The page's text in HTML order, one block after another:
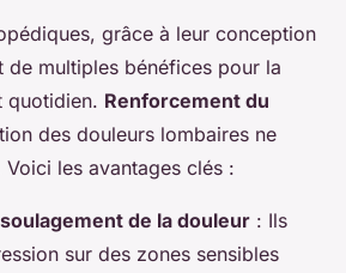
grâce à leur conception
de multiples bénéfices pour la
quotidien. Renforcement du
des douleurs lombaires ne
les avantages clés :
de la douleur : Ils
sur des zones sensibles